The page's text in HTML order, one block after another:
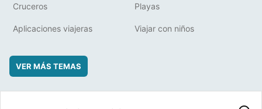
Cruceros Playas
Aplicaciones viajeras Viajar con niños
VER MÁS TEMAS